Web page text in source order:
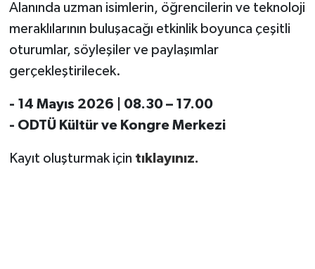
Alanında uzman isimlerin, öğrencilerin ve teknoloji
meraklılarının buluşacağı etkinlik boyunca çeşitli
oturumlar, söyleşiler ve paylaşımlar
gerçekleştirilecek.
- 14 Mayıs 2026 | 08.30 – 17.00
- ODTÜ Kültür ve Kongre Merkezi
Kayıt oluşturmak için tıklayınız.